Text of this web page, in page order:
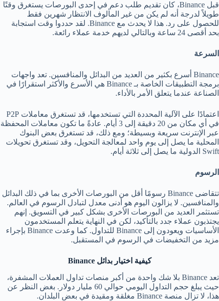
قبل Binance، كان تقديم طلب دعم في إحدى البورصات يستغرق وقتًا
طويلاً لدرجة أنه لم يكن من غير المألوف الانتظار شهرين فقط
للحصول على رد. هذا لا يحدث مع Binance. لقد حددوا وقت استجابة
بحد أقصى 24 ساعة وبالتالي لديهم خدمة عملاء رائعة.
السرعة
Binance أسرع بكثير من العديد من البدائل والمنافسين. تعد واجهات
برمجة التطبيقات الخاصة بـ Binance هي الأسرع والأكثر استقرارًا في
الصناعة عندما يتعلق الأمر بالأداء.
اعتمادًا على الآلية المحددة التي تستخدمها، قد تستغرق معاملات P2P
في أي مكان من 20 دقيقة إلى 3 أيام. عادةً ما تكون معاملات المحفظة
عبر الإنترنت سريعة وبسيطة؛ ومع ذلك، قد تستغرق بعض البنوك
المحلية ما يصل إلى يوم واحد لمعالجة التحويل، وقد تستغرق تحويلات
Swift الدولية ما يصل إلى ثلاثة أيام.
الرسوم
تتقاضى Binance رسومًا أقل من البورصات الأخرى بما في ذلك البدائل
والمنافسين. لا يزالون اليوم هو أدنى معدل لتبادل الرسوم في العالم.
تستثمر العديد من البورصات الأخرى بشكل كبير في التسويق. إنهم
يجتذبون عملاء جدد بالتأكيد، لكن في النهاية يتعلم المستخدمون
الأساسيات ويعودون إلى Binance للتداول. كما وعدت Binance بإجراء
مزيد من التخفيضات في الرسوم في المستقبل.
كيفية اختيار بدائلBinance
تعد Binance بلا شك واحدة من أكبر منصات تداول العملات المشفرة،
حيث يبلغ حجم التداول اليومي حوالي 60 مليار دولار. بغض النظر عن
هذا، لا تزال منصة Binance مغلقة ومقيدة في بعض البلدان.